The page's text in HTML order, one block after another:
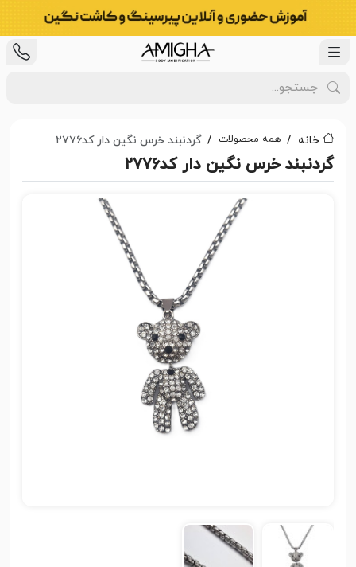
خانه همه محصولات گردنبند خرس نگین دار کد۲۷۷۶
گردنبند خرس نگین دار کد۲۷۷۶